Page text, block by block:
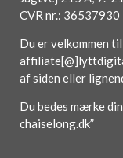
CVR nr.: 36537930
Du er velkommen
af siden eller
Du bedes mærke
chaiselong.dk”